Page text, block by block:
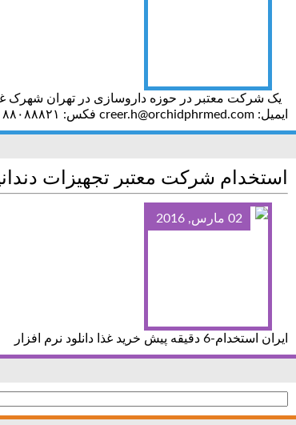
ایمیل: creer.h@orchidphrmed.com فکس: ۸۸۰۸۸۸۲۱ داخلی ۱۰۱ تلفن: ۸۸۵۶۲۶۰۱ داخلی ۲۱۱۹استخدام
استخدام شرکت معتبر تجهیزات
02 مارس, 2016
ایران استخدام-6 دقیقه پیش خرید غذا دانلود نرم افزار
برای: